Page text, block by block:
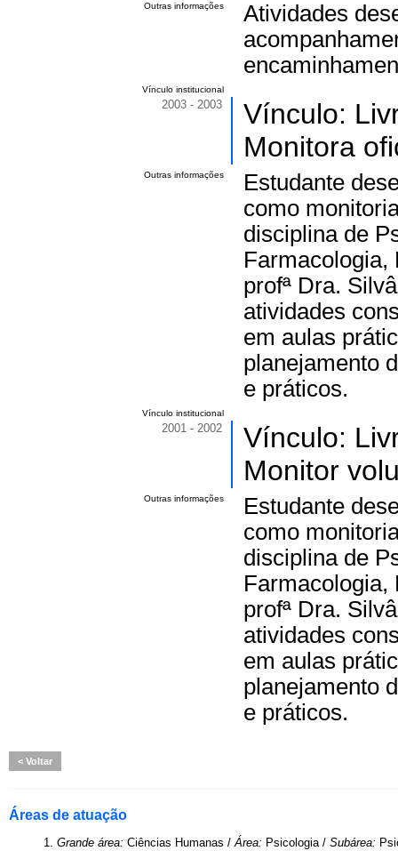
Outras informações
Atividades
Vínculo institucional
2003 - 2003
Vínculo:
Monitora
Outras informações
Estudante
como
disciplina de
Farmacologia,
profª Dra.
atividades
em aulas
planejamento
e práticos.
Vínculo institucional
2001 - 2002
Vínculo:
Monitor
Outras informações
Estudante
como
disciplina de
Farmacologia,
profª Dra.
atividades
em aulas
planejamento
e práticos.
Voltar
Áreas de atuação
1. Grande área: Ciências Humanas /Área: Psicologia / Subárea: